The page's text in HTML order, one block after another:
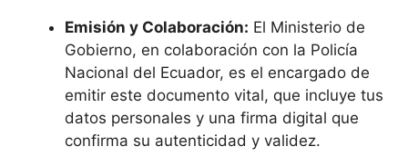
Emisión y Colaboración: El Ministerio de
Gobierno, en colaboración con la Policía
Nacional del Ecuador, es el encargado de
emitir este documento vital, que incluye tus
datos personales y una firma digital que
confirma su autenticidad y validez.